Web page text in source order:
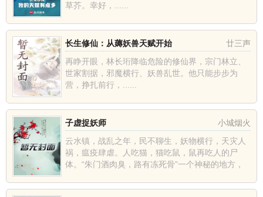
草芥。幸好，......
廿三声
长生修仙：从薅妖兽天赋开始
再睁开眼，林长珩降临危险的修仙界，宗门林立、
世家割据，邪魔横行、妖兽乱世。他只能步步为
营，挣扎前行，......
小城烟火
子虚捉妖师
云水镇，战乱之年，民不聊生，妖物横行，天灾人
祸，瘟疫肆虐。人吃猫，猫吃鼠，鼠再吃人的尸
体。“朱门酒肉臭，路有冻死骨”一个神秘的地方，
人之间的信任。捉妖，什么...